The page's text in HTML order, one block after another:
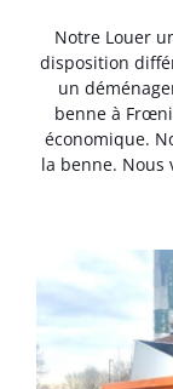
Notre Louer
disposition
un
benne à
économique.
la benne. Nous